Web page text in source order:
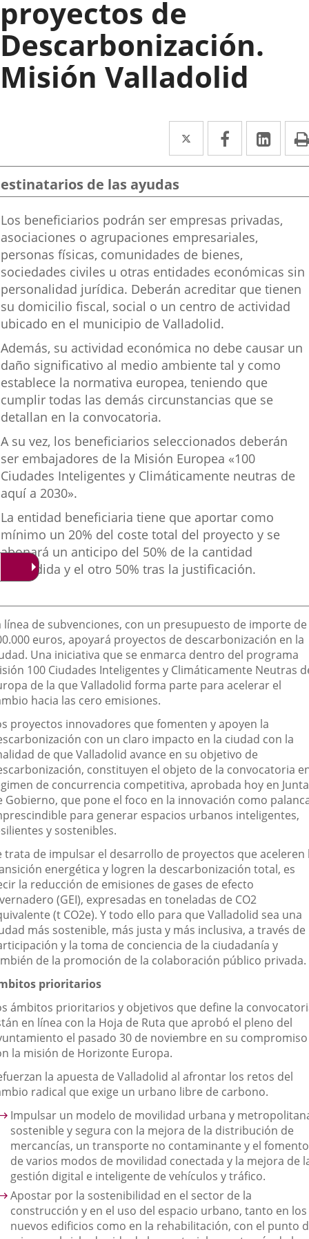
proyectos de
Descarbonización.
Misión Valladolid
Twitter
Enlace
a
aplicación
externa.
Facebook
Enlace
a
aplicación
externa.
a
de las ayudas
Destinatarios
de
las
ayudas
Los beneficiarios podrán ser empresas privadas,
asociaciones o agrupaciones empresariales,
personas físicas, comunidades de bienes,
sociedades civiles u otras entidades económicas sin
personalidad jurídica. Deberán acreditar que tienen
su domicilio fiscal, social o un centro de actividad
ubicado en el municipio de Valladolid.
Además, su actividad económica no debe causar un
daño significativo al medio ambiente tal y como
establece la normativa europea, teniendo que
cumplir todas las demás circunstancias que se
detallan en la convocatoria.
A su vez, los beneficiarios seleccionados deberán
ser embajadores de la Misión Europea «100
Ciudades Inteligentes y Climáticamente neutras de
aquí a 2030».
La entidad beneficiaria tiene que aportar como
mínimo un 20% del coste total del proyecto y se
abonará un anticipo del 50% de la cantidad
concedida y el otro 50% tras la justificación.
línea de subvenciones, con un presupuesto de importe de
euros, apoyará proyectos de descarbonización en la
Una iniciativa que se enmarca dentro del programa
100 Ciudades Inteligentes y Climáticamente Neutras
de la que Valladolid forma parte para acelerar el
hacia las cero emisiones.
proyectos innovadores que fomenten y apoyen la
con un claro impacto en la ciudad con la
de que Valladolid avance en su objetivo de
constituyen el objeto de la convocatoria
de concurrencia competitiva, aprobada hoy en Junta
Gobierno, que pone el foco en la innovación como
para generar espacios urbanos inteligentes,
y sostenibles.
trata de impulsar el desarrollo de proyectos que aceleren
energética y logren la descarbonización total, es
la reducción de emisiones de gases de efecto
(GEI), expresadas en toneladas de CO2
(t CO2e). Y todo ello para que Valladolid sea una
más sostenible, más justa y más inclusiva, a través de
y la toma de conciencia de la ciudadanía y
de la promoción de la colaboración público privada.
prioritarios
ámbitos prioritarios y objetivos que define la
en línea con la Hoja de Ruta que aprobó el pleno del
el pasado 30 de noviembre en su compromiso
la misión de Horizonte Europa.
la apuesta de Valladolid al afrontar los retos del
radical que exige un urbano libre de carbono.
Impulsar un modelo de movilidad urbana y
sostenible y segura con la mejora de la distribución de
mercancías, un transporte no contaminante y el fomento
de varios modos de movilidad conectada y la mejora de
gestión digital e inteligente de vehículos y tráfico.
Apostar por la sostenibilidad en el sector de la
construcción y en el uso del espacio urbano, tanto en los
nuevos edificios como en la rehabilitación, con el punto